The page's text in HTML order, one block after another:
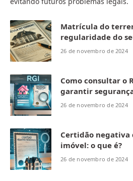
Matrícula do
regularidade do
26 de novembro de 2024
Como consultar o
garantir
26 de novembro de 2024
Certidão negativa
imóvel: o que é?
26 de novembro de 2024